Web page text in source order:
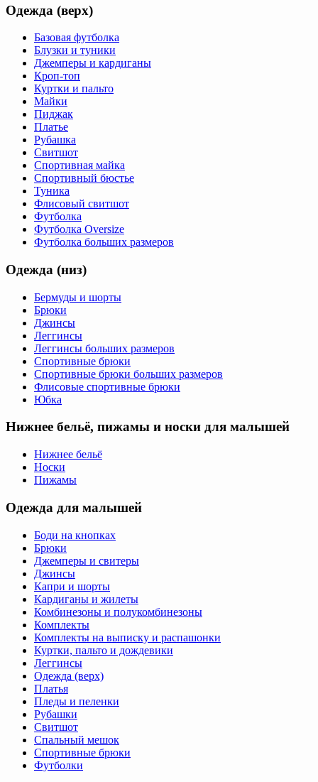
Одежда (верх)
Базовая футболка
Блузки и туники
Джемперы и кардиганы
Кроп-топ
Куртки и пальто
Майки
Пиджак
Платье
Рубашка
Свитшот
Спортивная майка
Спортивный бюстье
Туника
Флисовый свитшот
Футболка
Футболка Oversize
Футболка больших размеров
Одежда (низ)
Бермуды и шорты
Брюки
Джинсы
Леггинсы
Леггинсы больших размеров
Спортивные брюки
Спортивные брюки больших размеров
Флисовые спортивные брюки
Юбка
Нижнее бельё, пижамы и носки для малышей
Нижнее бельё
Носки
Пижамы
Одежда для малышей
Боди на кнопках
Брюки
Джемперы и свитеры
Джинсы
Капри и шорты
Кардиганы и жилеты
Комбинезоны и полукомбинезоны
Комплекты
Комплекты на выписку и распашонки
Куртки, пальто и дождевики
Леггинсы
Одежда (верх)
Платья
Пледы и пеленки
Рубашки
Свитшот
Спальный мешок
Спортивные брюки
Футболки